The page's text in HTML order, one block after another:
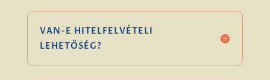
VAN-E HITELFELVÉTELI
LEHETŐSÉG?